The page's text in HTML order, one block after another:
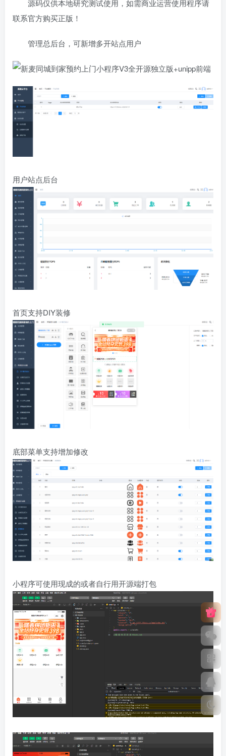
源码仅供本地研究测试使用，如需商业运营使用程序请
联系官方购买正版！
管理总后台，可新增多开站点用户
用户站点后台
首页支持DIY装修
底部菜单支持增加修改
小程序可使用现成的或者自行用开源端打包